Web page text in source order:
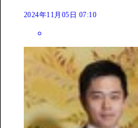
2024年11月05日 07:10